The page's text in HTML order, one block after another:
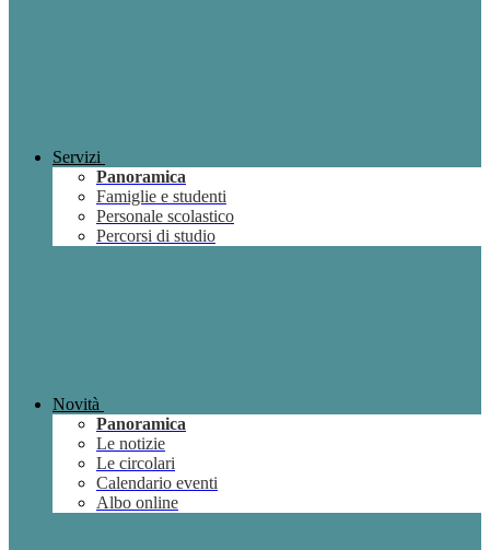
Servizi
Panoramica
Famiglie e studenti
Personale scolastico
Percorsi di studio
Novità
Panoramica
Le notizie
Le circolari
Calendario eventi
Albo online